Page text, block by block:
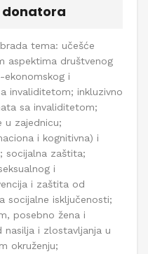
donatora
tema: učešće
aspektima društvenog
ekonomskog i
invaliditetom; inkluzivno
sa invaliditetom;
u zajednicu;
i kognitivna) i
socijalna zaštita;
i
i zaštita od
socijalne isključenosti;
posebno žena i
i zlostavljanja u
okruženju;